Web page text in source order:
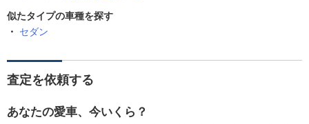
似たタイプの車種を探す
セダン
査定を依頼する
あなたの愛車、今いくら？